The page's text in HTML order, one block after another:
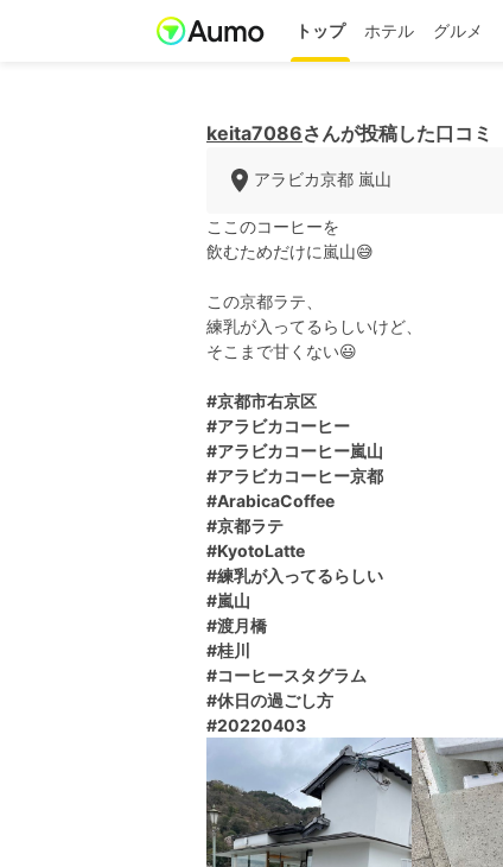
トップ ホテル グルメ
keita7086さんが投稿した口コミ
アラビカ京都 嵐山
ここのコーヒーを
飲むためだけに嵐山😅
この京都ラテ、
練乳が入ってるらしいけど、
そこまで甘くない😃
#京都市右京区
#アラビカコーヒー
#アラビカコーヒー嵐山
#アラビカコーヒー京都
#ArabicaCoffee
#京都ラテ
#KyotoLatte
#練乳が入ってるらしい
#嵐山
#渡月橋
#桂川
#コーヒースタグラム
#休日の過ごし方
#20220403